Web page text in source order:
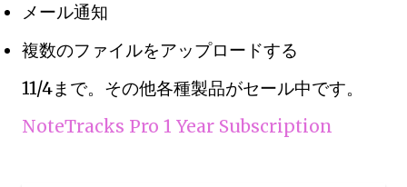
メール通知
複数のファイルをアップロードする
11/4まで。その他各種製品がセール中です。
NoteTracks Pro 1 Year Subscription